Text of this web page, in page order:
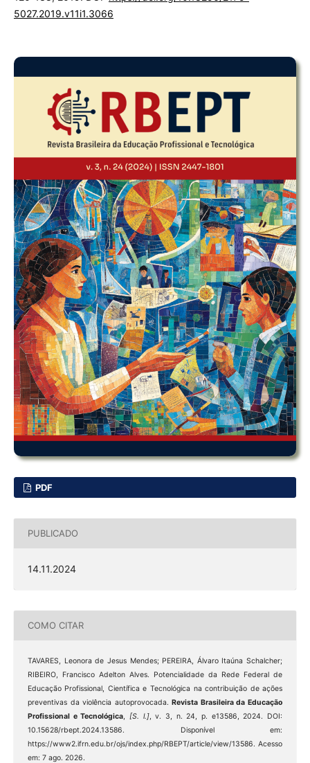
5027.2019.v11i1.3066
PDF
PUBLICADO
14.11.2024
COMO CITAR
TAVARES, Leonora de Jesus Mendes; PEREIRA, Álvaro Itaúna Schalcher;
RIBEIRO, Francisco Adelton Alves. Potencialidade da Rede Federal de
Educação Profissional, Científica e Tecnológica na contribuição de ações
preventivas da violência autoprovocada.Revista Brasileira da Educação
Profissional e Tecnológica, [S. l.], v. 3, n. 24, p. e13586, 2024. DOI:
10.15628/rbept.2024.13586. Disponível em:
https://www2.ifrn.edu.br/ojs/index.php/RBEPT/article/view/13586. Acesso
em: 7 ago. 2026.